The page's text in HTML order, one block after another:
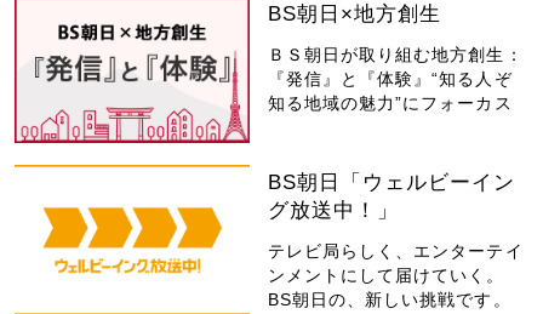
BS朝日×地方創生
ＢＳ朝日が取り組む地方創生：
『発信』と『体験』“知る人ぞ
知る地域の魅力”にフォーカス
BS朝日「ウェルビーイン
グ放送中！」
テレビ局らしく、エンターテイ
ンメントにして届けていく。
BS朝日の、新しい挑戦です。